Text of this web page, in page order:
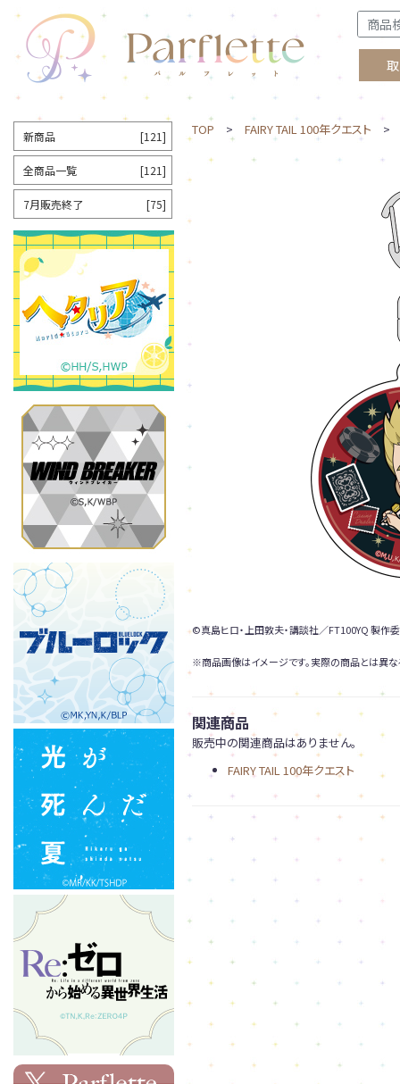
TOP > FAIRY TAIL 100年クエスト >
©真島ヒロ・上田敦夫・講談社／FT100YQ 製作
※商品画像はイメージです。実際の商品とは異な
関連商品
販売中の関連商品はありません。
FAIRY TAIL 100年クエスト
新商品 [121]
全商品一覧 [121]
7月販売終了 [75]